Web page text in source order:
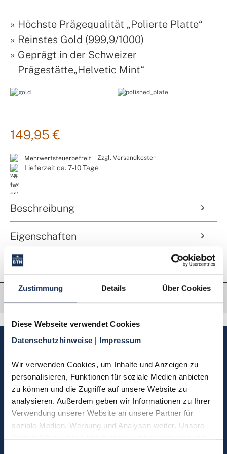
Zustimmung Details Über Cookies
Diese Webseite verwendet Cookies
Datenschutzhinweise | Impressum
Wir verwenden Cookies, um Inhalte und Anzeigen zu
personalisieren, Funktionen für soziale Medien anbieten
zu können und die Zugriffe auf unsere Website zu
analysieren. Außerdem geben wir Informationen zu Ihrer
Verwendung unserer Website an unsere Partner für
soziale Medien, Werbung und Analysen weiter. Unsere
Partner führen diese Informationen möglicherweise mit
» Höchste Prägequalität „Polierte Platte“
» Reinstes Gold (999,9/1000)
» Geprägt in der Schweizer
Prägestätte„Helvetic Mint“
149,95 €
Mehrwertsteuerbefreit | Zzgl. Versandkosten
Lieferzeit ca. 7-10 Tage
Beschreibung
Eigenschaften
Sie haben Fragen, möchten
Münzen bestellen oder eine
Bestellung zurücksenden?
Kontakt